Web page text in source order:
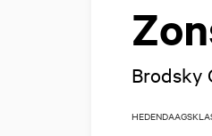
Brodsky
HEDENDAAGS